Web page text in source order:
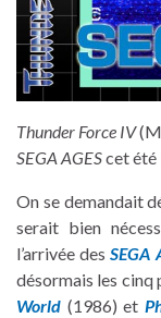
Thunder Force IV
SEGA AGEScet été
On se demandait
serait bien
l’arrivée desSEGA
désormais les cinq
World (1986) et